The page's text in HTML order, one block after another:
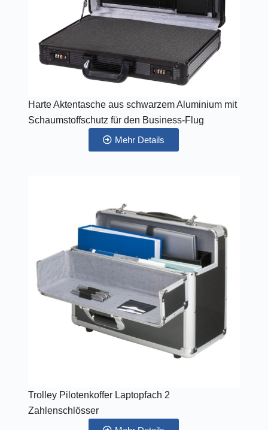
Harte Aktentasche aus schwarzem Aluminium mit
Schaumstoffschutz für den Business-Flug
Mehr Details
Trolley Pilotenkoffer Laptopfach 2
Zahlenschlösser